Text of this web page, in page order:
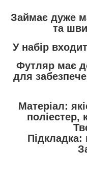
Займає дуже
та
У набір
Футляр має
для
Матеріал:
поліестер,
Підкладка: